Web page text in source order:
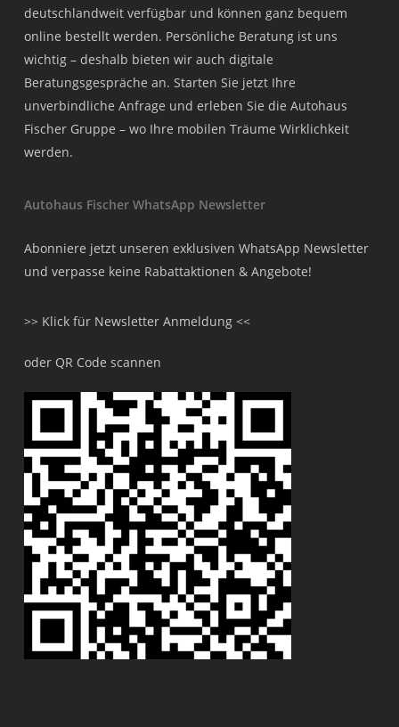
deutschlandweit verfügbar und können ganz bequem
online bestellt werden. Persönliche Beratung ist uns
wichtig – deshalb bieten wir auch digitale
Beratungsgespräche an. Starten Sie jetzt Ihre
unverbindliche Anfrage und erleben Sie die Autohaus
Fischer Gruppe – wo Ihre mobilen Träume Wirklichkeit
werden.
Autohaus Fischer WhatsApp Newsletter
Abonniere jetzt unseren exklusiven WhatsApp Newsletter
und verpasse keine Rabattaktionen & Angebote!
>> Klick für Newsletter Anmeldung <<
oder QR Code scannen